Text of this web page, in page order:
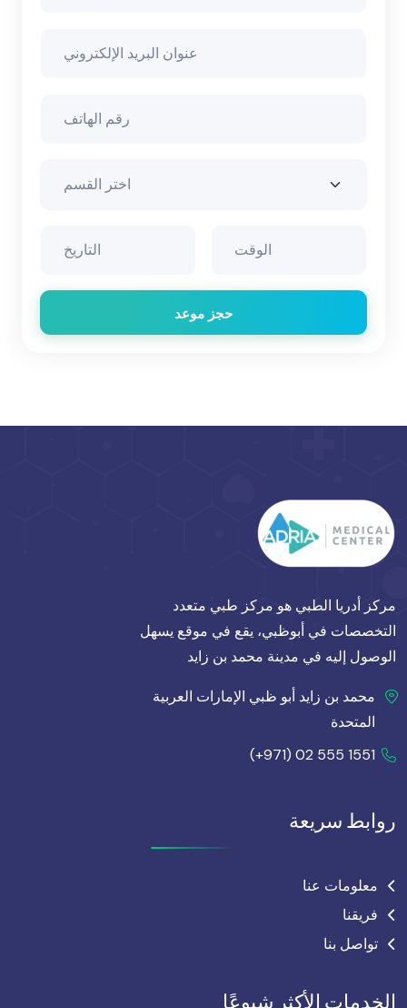
حجز موعد
مركز أدريا الطبي هو مركز طبي متعدد
التخصصات في أبوظبي، يقع في موقع يسهل
الوصول إليه في مدينة محمد بن زايد
محمد بن زايد أبو ظبي الإمارات العربية
المتحدة
(+971) 02 555 1551
روابط سريعة
معلومات عنا
فريقنا
تواصل بنا
الخدمات الأكثر شيوعًا